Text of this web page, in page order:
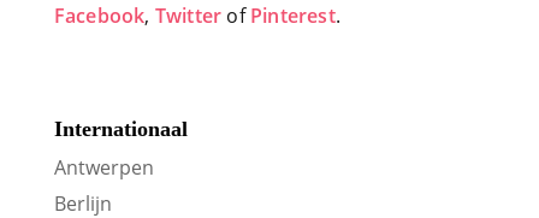
Facebook, Twitter ofPinterest.
Internationaal
Antwerpen
Berlijn